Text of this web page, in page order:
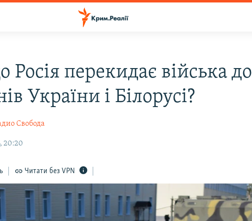
Росія перекидає війська до
України і Білорусі?
Свобода
20:20
Читати без VPN